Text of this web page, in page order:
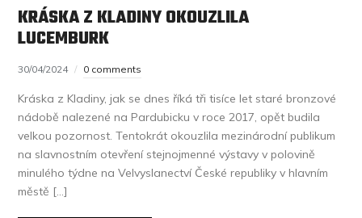
KRÁSKA Z KLADINY OKOUZLILA
LUCEMBURK
30/04/2024 0 comments
Kráska z Kladiny, jak se dnes říká tři tisíce let staré bronzové
nádobě nalezené na Pardubicku v roce 2017, opět budila
velkou pozornost. Tentokrát okouzlila mezinárodní publikum
na slavnostním otevření stejnojmenné výstavy v polovině
minulého týdne na Velvyslanectví České republiky v hlavním
městě […]